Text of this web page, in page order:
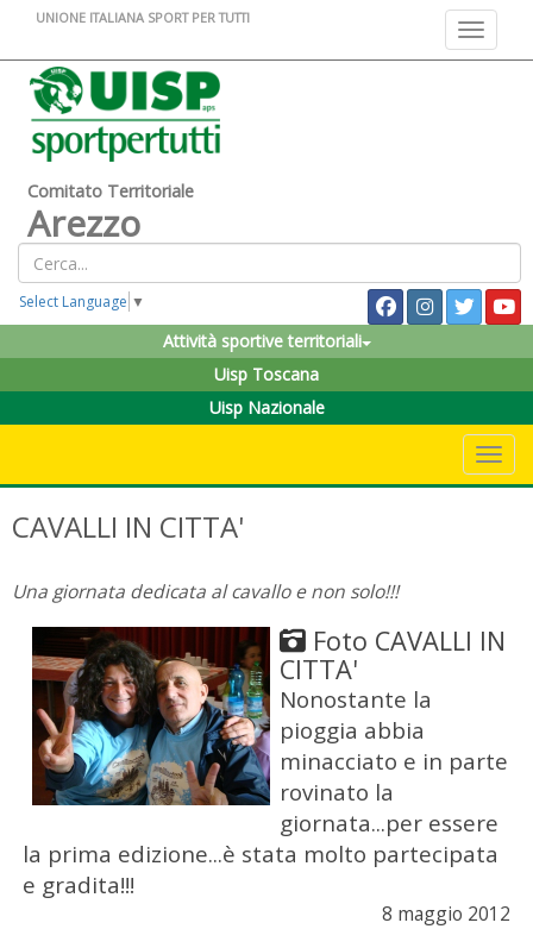
Toggle
UNIONE ITALIANA SPORT PER TUTTI
Comitato Territoriale
Arezzo
Select Language ▼
Attività sportive territoriali
Uisp Toscana
Uisp Nazionale
CAVALLI IN CITTA'
Una giornata dedicata al cavallo e non solo!!!
Foto CAVALLI IN
CITTA'
Nonostante la
pioggia abbia
minacciato e in parte
rovinato la
giornata...per essere
la prima edizione...è stata molto partecipata
e gradita!!!
8 maggio 2012